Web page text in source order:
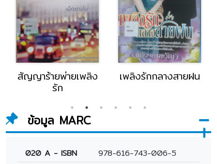
สัญญาร้ายพ่ายเพลิง
รัก
เพลิงรักกลางสายฝน
ข้อมูล MARC
020 A - ISBN
978-616-743-006-5